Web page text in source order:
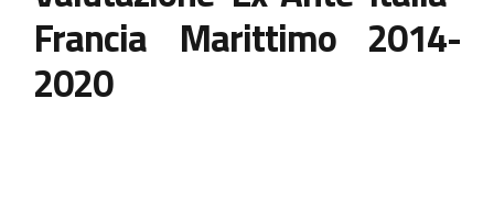
Francia Marittimo 2014-
2020